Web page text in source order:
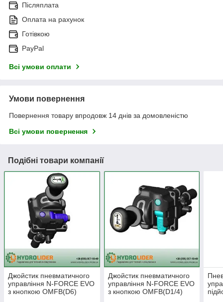
Післяплата
Оплата на рахунок
Готівкою
PayPal
Всі умови оплати
Умови повернення
Повернення товару впродовж 14 днів за домовленістю
Всі умови повернення
Подібні товари компанії
Джойстик пневматичного
управління N-FORCE EVO
з кнопкою OMFB(D6)
Джойстик пневматичного
управління N-FORCE EVO
з кнопкою OMFB(D1/4)